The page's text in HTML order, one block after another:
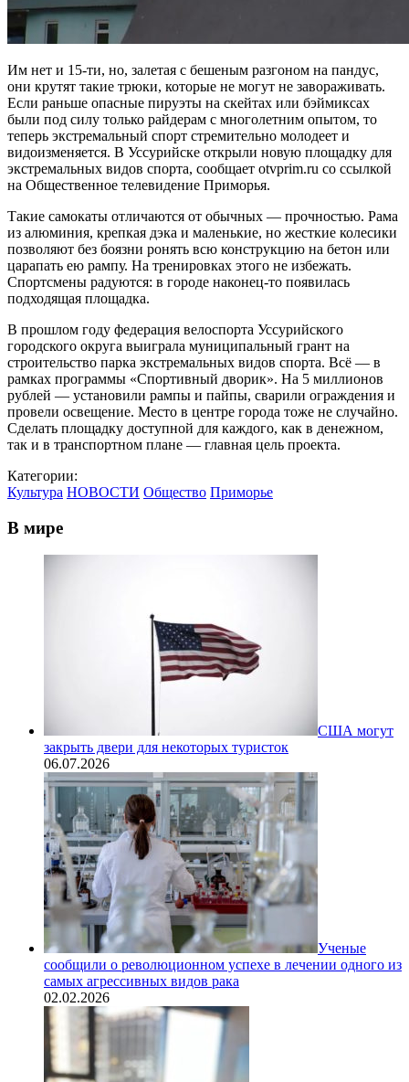
Им нет и 15-ти, но, залетая с бешеным разгоном на пандус,
они крутят такие трюки, которые не могут не завораживать.
Если раньше опасные пируэты на скейтах или бэймиксах
были под силу только райдерам с многолетним опытом, то
теперь экстремальный спорт стремительно молодеет и
видоизменяется. В Уссурийске открыли новую площадку для
экстремальных видов спорта, сообщает otvprim.ru со ссылкой
на Общественное телевидение Приморья.
Такие самокаты отличаются от обычных — прочностью. Рама
из алюминия, крепкая дэка и маленькие, но жесткие колесики
позволяют без боязни ронять всю конструкцию на бетон или
царапать ею рампу. На тренировках этого не избежать.
Спортсмены радуются: в городе наконец-то появилась
подходящая площадка.
В прошлом году федерация велоспорта Уссурийского
городского округа выиграла муниципальный грант на
строительство парка экстремальных видов спорта. Всё — в
рамках программы «Спортивный дворик». На 5 миллионов
рублей — установили рампы и пайпы, сварили ограждения и
провели освещение. Место в центре города тоже не случайно.
Сделать площадку доступной для каждого, как в денежном,
так и в транспортном плане — главная цель проекта.
Категории:
Культура НОВОСТИ Общество Приморье
В мире
США могут
закрыть двери для некоторых туристок
06.07.2026
Ученые
сообщили о революционном успехе в лечении одного из
самых агрессивных видов рака
02.02.2026